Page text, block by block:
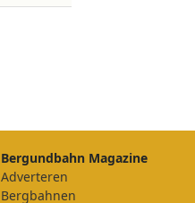
Bergundbahn Magazine
Adverteren
Bergbahnen